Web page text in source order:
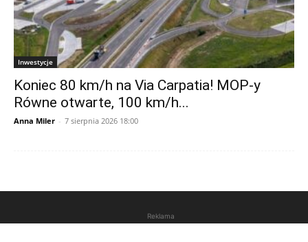
Inwestycje
Koniec 80 km/h na Via Carpatia! MOP-y
Równe otwarte, 100 km/h...
Anna Miler - 7 sierpnia 2026 18:00
Reklama